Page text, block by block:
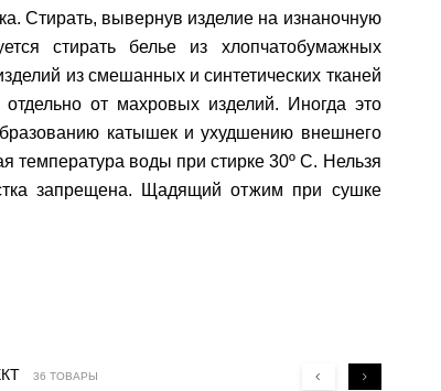
Стирать, вывернув изделие на изнаночную
стирать белье из хлопчатобумажных
из смешанных и синтетических тканей
от махровых изделий. Иногда это
катышек и ухудшению внешнего
температура воды при стирке 30º C. Нельзя
запрещена. Щадящий отжим при сушке
36 ТОВАРЫ